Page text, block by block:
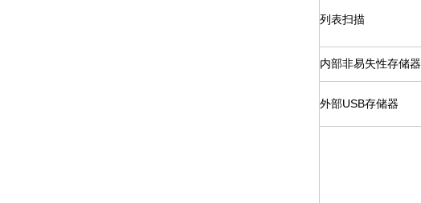
列表扫描
内部非易失性存储器
外部USB存储器